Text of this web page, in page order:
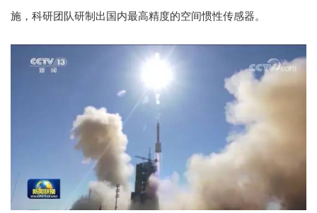
施，科研团队研制出国内最高精度的空间惯性传感器。